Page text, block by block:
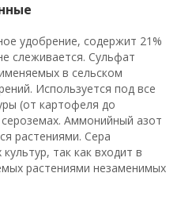
удобрение, содержит 21%
слеживается. Сульфат
в сельском
Используется под все
(от картофеля до
Аммонийный азот
растениями. Сера
так как входит в
растениями незаменимых